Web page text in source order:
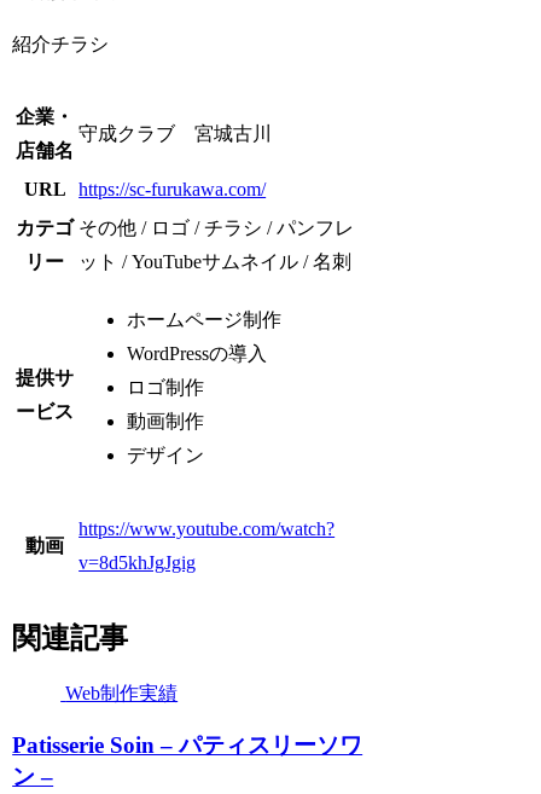
紹介チラシ
企業・
店舗名
守成クラブ 宮城古川
URL
https://sc-furukawa.com/
カテゴ
リー
その他 / ロゴ / チラシ / パンフレ
ット / YouTubeサムネイル / 名刺
提供サ
ービス
ホームページ制作
WordPressの導入
ロゴ制作
動画制作
デザイン
動画
https://www.youtube.com/watch?
v=8d5khJgJgig
関連記事
Web制作実績
Patisserie Soin – パティスリーソワ
ン –